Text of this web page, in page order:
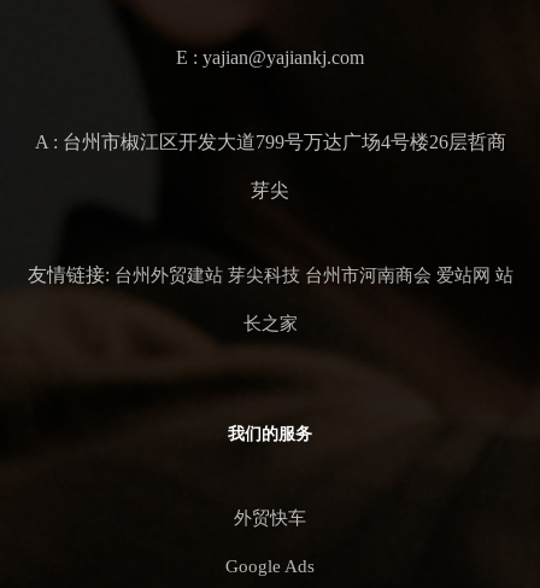
E : yajian@yajiankj.com
A : 台州市椒江区开发大道799号万达广场4号楼26层哲商
芽尖
友情链接: 台州外贸建站 芽尖科技 台州市河南商会 爱站网 站
长之家
我们的服务
外贸快车
Google Ads